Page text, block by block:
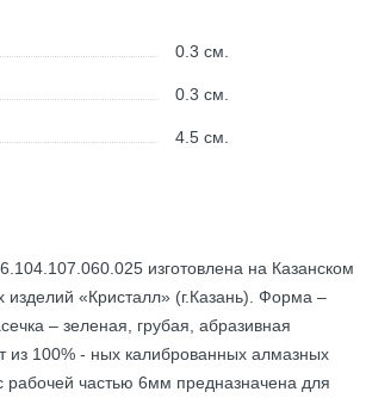
0.3см.
0.3см.
4.5см.
изготовлена на Казанском
изделий «Кристалл» (г.Казань). Форма –
– зеленая, грубая, абразивная
из 100% - ных калиброванных алмазных
рабочей частью 6мм предназначена для